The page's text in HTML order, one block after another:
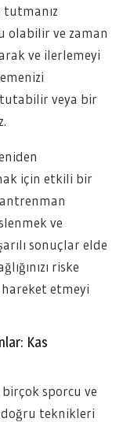
olabilir ve zaman
ve ilerlemeyi
veya bir
için etkili bir
ve
sonuçlar elde
riske
etmeyi
Kas
sporcu ve
doğru teknikleri